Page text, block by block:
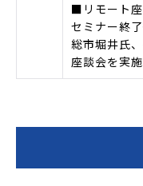
■リモート
セミナー終
総市堀井氏
座談会を実施